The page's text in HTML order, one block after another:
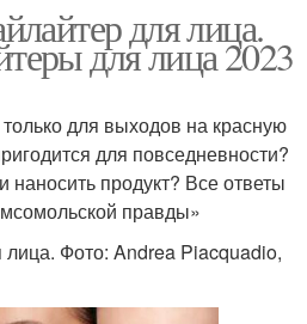
для лица.
для лица 2023
для выходов на красную
для повседневности?
наносить продукт? Все ответы
правды»
Фото: Andrea Piacquadio,